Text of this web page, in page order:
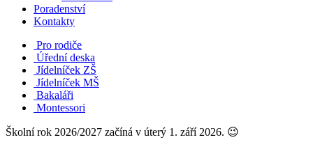
Poradenství
Kontakty
Pro rodiče
Úřední deska
Jídelníček ZŠ
Jídelníček MŠ
Bakaláři
Montessori
Školní rok 2026/2027 začíná v úterý 1. září 2026. 😉